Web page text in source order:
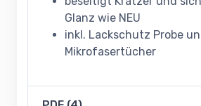
Glanz wie NEU
inkl. Lackschutz Probe
Mikrofasertücher